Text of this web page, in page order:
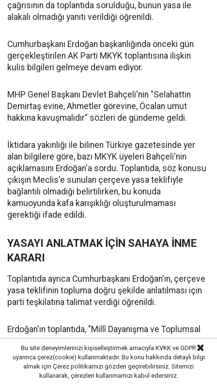
çağrısının da toplantıda sorulduğu, bunun yasa ile
alakalı olmadığı yanıtı verildiği öğrenildi.
Cumhurbaşkanı Erdoğan başkanlığında önceki gün
gerçekleştirilen AK Parti MKYK toplantısına ilişkin
kulis bilgileri gelmeye devam ediyor.
MHP Genel Başkanı Devlet Bahçeli'nin "Selahattin
Demirtaş evine, Ahmetler görevine, Öcalan umut
hakkına kavuşmalıdır" sözleri de gündeme geldi.
İktidara yakınlığı ile bilinen Türkiye gazetesinde yer
alan bilgilere göre, bazı MKYK üyeleri Bahçeli'nin
açıklamasını Erdoğan'a sordu. Toplantıda, söz konusu
çıkışın Meclis'e sunulan çerçeve yasa teklifiyle
bağlantılı olmadığı belirtilirken, bu konuda
kamuoyunda kafa karışıklığı oluşturulmaması
gerektiği ifade edildi.
YASAYI ANLATMAK İÇİN SAHAYA İNME
KARARI
Toplantıda ayrıca Cumhurbaşkanı Erdoğan'ın, çerçeve
yasa teklifinin topluma doğru şekilde anlatılması için
parti teşkilatına talimat verdiği öğrenildi.
Erdoğan'ın toplantıda, "Millî Dayanışma ve Toplumsal
Bütünleşmenin Güçlendirilmesine Dair Kanun
Teklifi"nin TBMM'ye sunulmasının önemli bir adım
olduğunu vurguladığı, sürecin aynı hassasiyetle
tamamlanması gerektiğini söylediği aktarıldı.
Bu site deneyimlerinizi kişiselleştirmek amacıyla KVKK ve GDPR
uyarınca çerez(cookie) kullanmaktadır. Bu konu hakkında detaylı bilgi
almak için Çerez politikamızı gözden geçirebilirsiniz. Sitemizi
kullanarak, çerezleri kullanmamızı kabul edersiniz.